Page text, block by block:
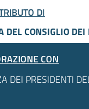
DI
DEL CONSIGLIO
CON
DEI PRESIDENTI